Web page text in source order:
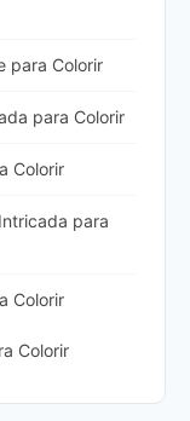
para Colorir
para Colorir
Colorir
para
Colorir
Colorir